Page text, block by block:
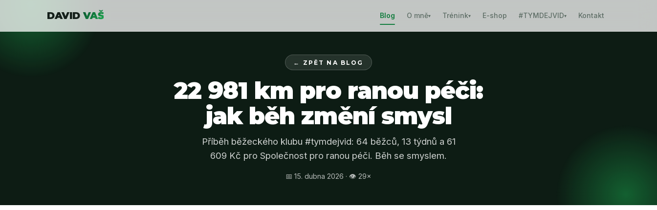
DAVID VAŠ Blog O mně▾ Trénink▾ E-shop #TYMDEJVID▾ Kontakt
← ZPĚT NA BLOG
22 981 km pro ranou péči:
jak běh změní smysl
Příběh běžeckého klubu #tymdejvid: 64 běžců, 13 týdnů a 61
609 Kč pro Společnost pro ranou péči. Běh se smyslem.
📅 15. dubna 2026 · 👁 29×